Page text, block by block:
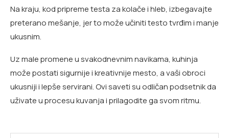
Na kraju, kod pripreme testa za kolače i hleb, izbegavajte
preterano mešanje, jer to može učiniti testo tvrđim i manje
ukusnim.
Uz male promene u svakodnevnim navikama, kuhinja
može postati sigurnije i kreativnije mesto, a vaši obroci
ukusniji i lepše servirani. Ovi saveti su odličan podsetnik da
uživate u procesu kuvanja i prilagodite ga svom ritmu.